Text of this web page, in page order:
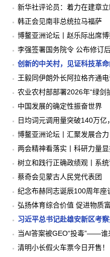
新华社评论员：着力在建章
韩正会见南非总统拉马福萨
博鳌亚洲论坛丨赵乐际出席
李强签署国务院令 公布修订
创新的中关村，见证科技革
王毅同伊朗外长阿拉格齐通
农业农村部部署2026年“绿剑
中国发展的确定性振奋世界
日均词元调用量突破140万
博鳌亚洲论坛丨汇聚发展合
两会精神看落实丨科研力量
树立和践行正确政绩观丨系
蔡奇会见蒙古人民党代表团
纪念布赫同志诞辰100周年座
弘扬体育综合价值 促进物质
裕重要讲话系列述评之五
习近平总书记赴雄安新区考
当AI答案被GEO“投毒”——谁
清明小长假火车票今日开售！